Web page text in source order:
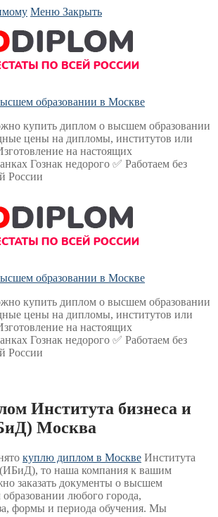
Меню Закрыть
образовании в Москве
купить диплом о высшем образовании
цены на дипломы, институтов или
на настоящих
Гознак недорого ✅ Работаем без
России
образовании в Москве
купить диплом о высшем образовании
цены на дипломы, институтов или
на настоящих
Гознак недорого ✅ Работаем без
России
Института бизнеса и
Москва
куплю диплом в Москве Института
(ИБиД), то наша компания к вашим
заказать документы о высшем
любого города,
формы и периода обучения. Мы